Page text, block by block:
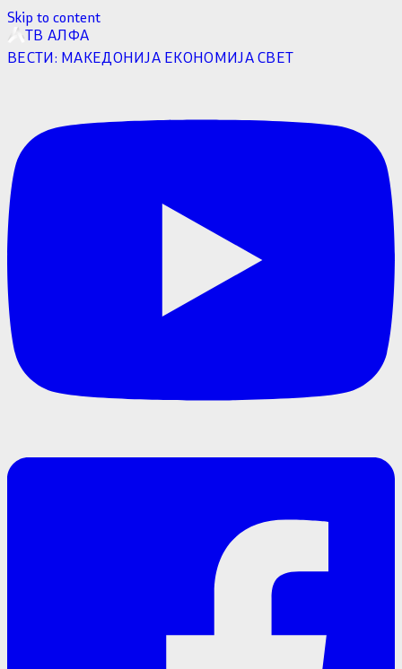
Skip to content
ТВ АЛФА
ВЕСТИ: МАКЕДОНИЈА ЕКОНОМИЈАСВЕТ